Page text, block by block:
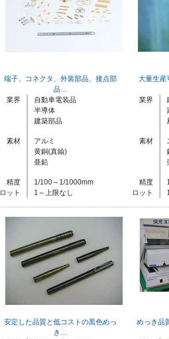
端子、コネクタ、外装部品、接点部
品…
業界
自動車電装品
半導体
建築部品
素材
アルミ
黄銅(真鍮)
亜鉛
精度
1/100～1/1000mm
ロット
1～上限なし
大量生産
業界
素材
精度
ロット
安定した品質と低コストの黒色めっ
き…
めっき品